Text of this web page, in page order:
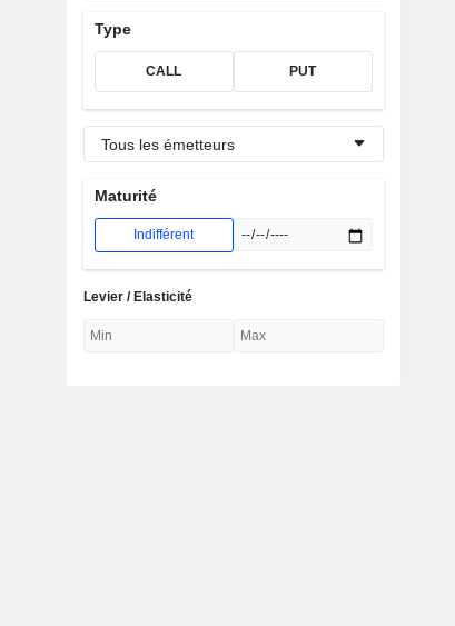
Type
CALL PUT
Tous les émetteurs
Maturité
Indifférent
Levier / Elasticité